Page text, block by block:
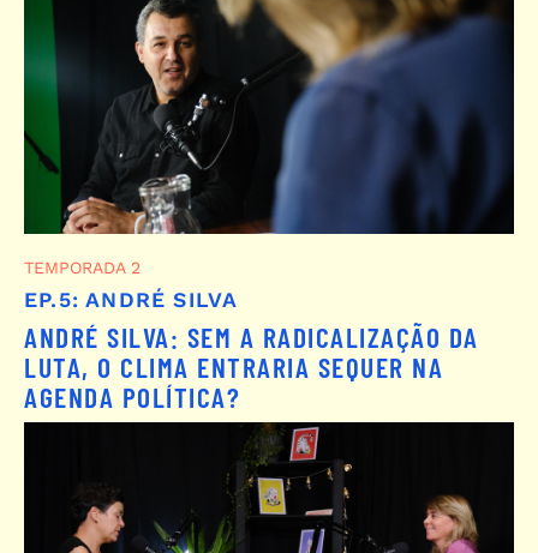
TEMPORADA 2
EP.5: ANDRÉ SILVA
ANDRÉ SILVA: SEM A RADICALIZAÇÃO DA
LUTA, O CLIMA ENTRARIA SEQUER NA
AGENDA POLÍTICA?